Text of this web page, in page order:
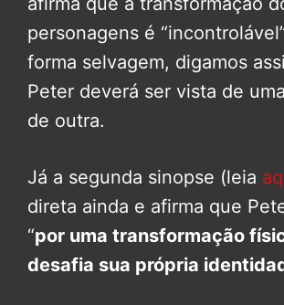
personagens é
forma selvagem, digamos
Peter deverá ser vista de
de outra.
Já a segunda sinopse (leia
direta ainda e afirma que
“por uma transformação
desafia sua própria